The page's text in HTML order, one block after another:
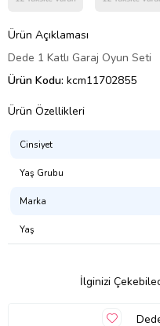
Ürün Açıklaması
Dede 1 Katlı Garaj Oyun Seti
Ürün Kodu: kcm11702855
Ürün Özellikleri
Cinsiyet
Yaş Grubu
Marka
Yaş
İlginizi